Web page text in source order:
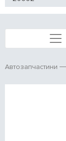
Автозапчастини